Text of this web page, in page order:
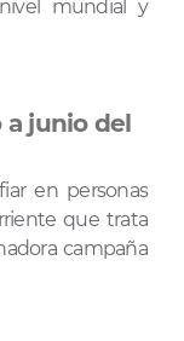
mundial y
a junio del
en personas
que trata
campaña